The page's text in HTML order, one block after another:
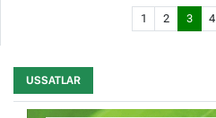
1 2 3 4
USSATLAR